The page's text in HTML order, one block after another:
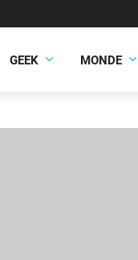
GEEK MONDE